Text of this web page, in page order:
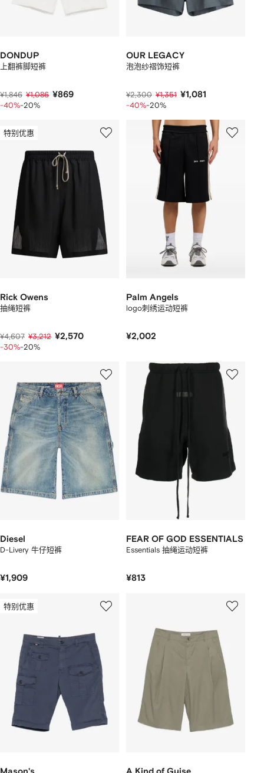
DONDUP
上翻裤脚短裤
¥1,846 ¥1,086 ¥869
-40%-20%
OUR LEGACY
泡泡纱褶饰短裤
¥2,300 ¥1,351 ¥1,081
-40%-20%
特别优惠
Rick Owens
抽绳短裤
¥4,607 ¥3,212 ¥2,570
-30%-20%
Palm Angels
logo刺绣运动短裤
¥2,002
Diesel
D-Livery 牛仔短裤
¥1,909
FEAR OF GOD ESSENTIALS
Essentials 抽绳运动短裤
¥813
特别优惠